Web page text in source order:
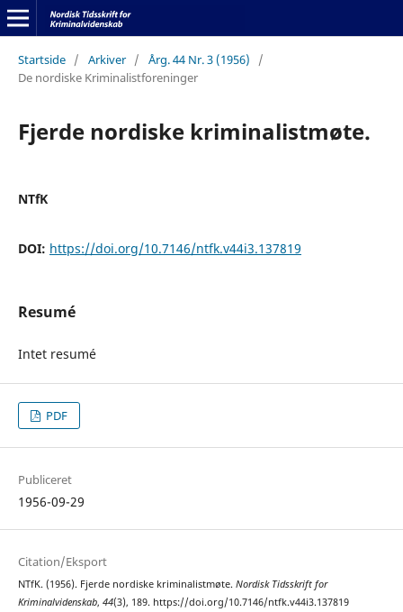
Startside / Arkiver / Årg. 44 Nr. 3 (1956)
/
De nordiske Kriminalistforeninger
Fjerde nordiske kriminalistmøte.
NTfK
DOI: https://doi.org/10.7146/ntfk.v44i3.137819
Resumé
Intet resumé
PDF
Publiceret
1956-09-29
Citation/Eksport
NTfK. (1956). Fjerde nordiske kriminalistmøte. Nordisk Tidsskrift for
Kriminalvidenskab, 44(3), 189. https://doi.org/10.7146/ntfk.v44i3.137819